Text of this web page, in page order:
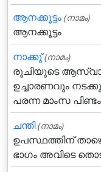
ആനക്കൂട്ടം (നാമം)
ആനക്കൂട്ടം
നാക്കു്‌ (നാമം)
രുചിയുടെ
ഉച്ചാരണവും
പരന്ന മാംസ
ചന്തി (നാമം)
ഉപസ്ഥത്തിന്
ഭാഗം അവിടെ